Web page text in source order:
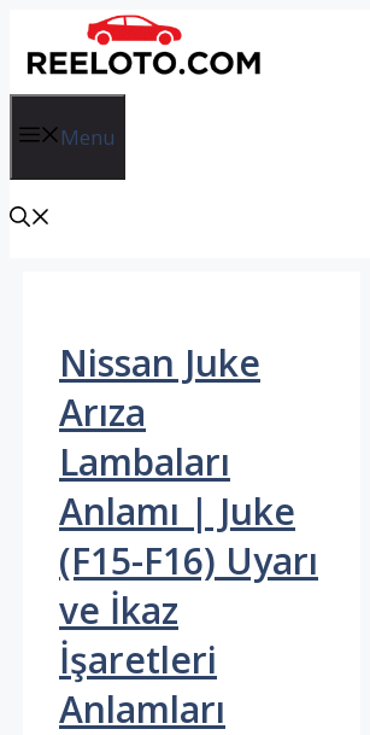
atla
Menu
Nissan Juke
Arıza
Lambaları
Anlamı | Juke
(F15-F16) Uyarı
ve İkaz
İşaretleri
Anlamları